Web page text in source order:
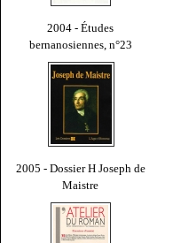
2004 - Études
bernanosiennes, n°23
2005 - Dossier H Joseph de
Maistre